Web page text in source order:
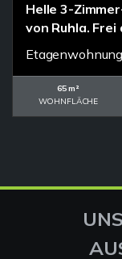
Helle 3-
von Ruhla. Frei
Etagenwohnung
65 m²
WOHNFLÄCHE